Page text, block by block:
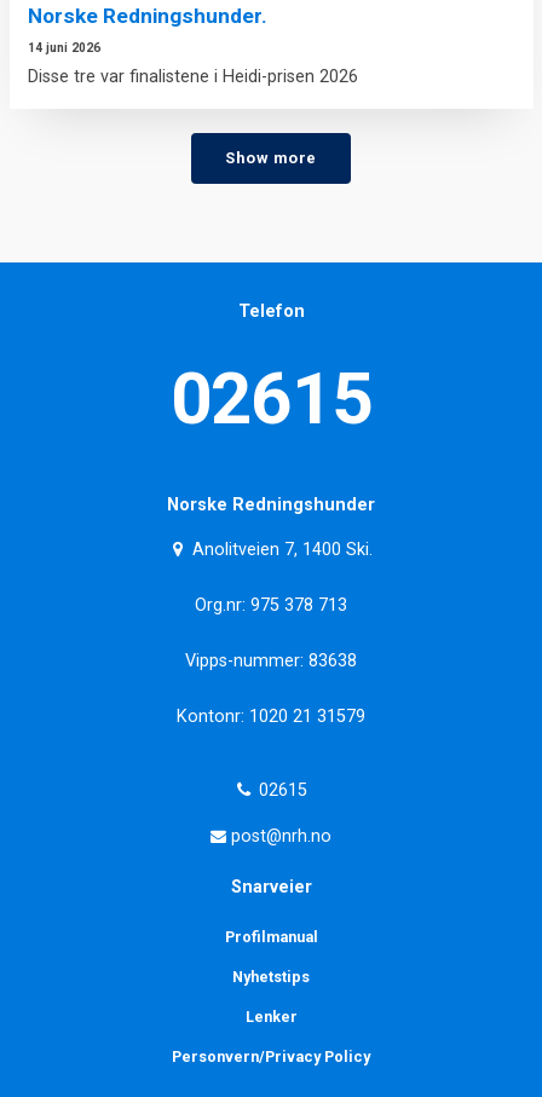
Norske Redningshunder.
14 juni 2026
Disse tre var finalistene i Heidi-prisen 2026
Show more
Telefon
02615
Norske Redningshunder
Anolitveien 7, 1400 Ski.
Org.nr: 975 378 713
Vipps-nummer: 83638
Kontonr: 1020 21 31579
02615
post@nrh.no
Snarveier
Profilmanual
Nyhetstips
Lenker
Personvern/Privacy Policy